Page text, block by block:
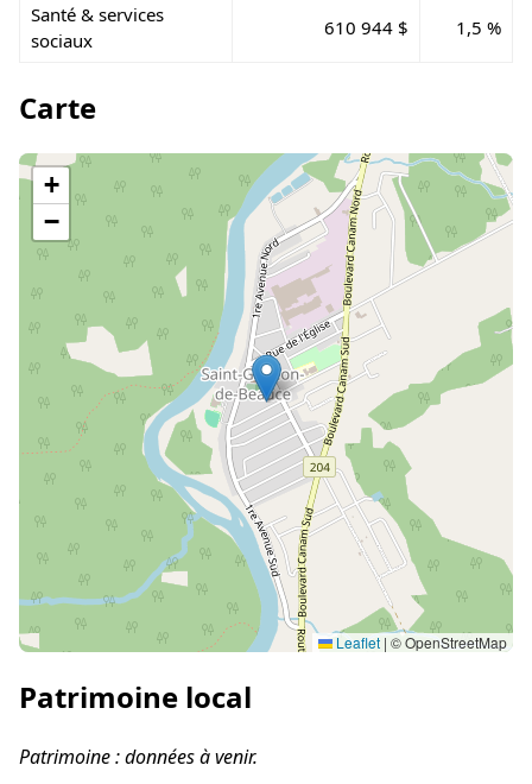
Santé & services
sociaux
610 944 $ 1,5 %
Carte
+
−
Leaflet | © OpenStreetMap
Patrimoine local
Patrimoine : données à venir.